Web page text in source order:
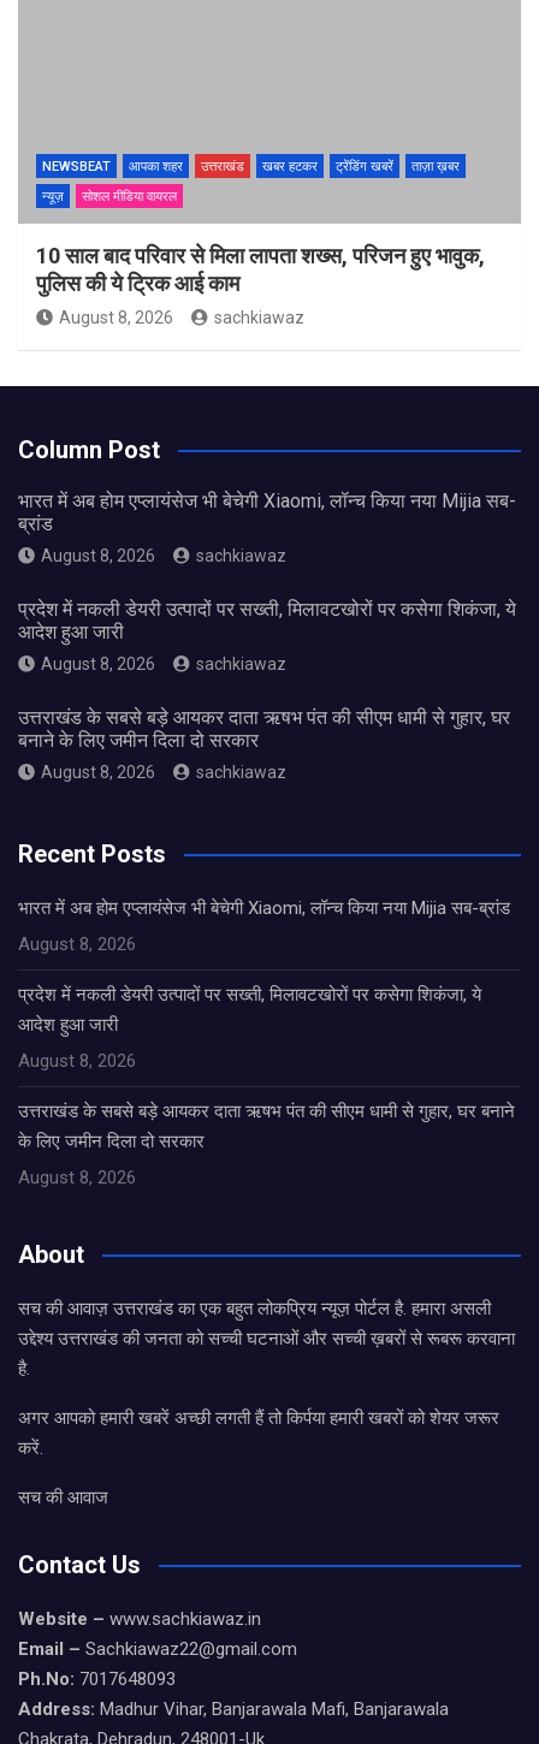
NEWSBEAT आपका शहर उत्तराखंड खबर हटकर ट्रेंडिंग खबरें
ताज़ा ख़बर
न्यूज़
सोशल मीडिया वायरल
10 साल बाद परिवार से मिला लापता शख्स, परिजन हुए भावुक,
पुलिस की ये ट्रिक आई काम
August 8, 2026 sachkiawaz
Column Post
भारत में अब होम एप्लायंसेज भी बेचेगी Xiaomi, लॉन्च किया नया Mijia सब-
ब्रांड
August 8, 2026 sachkiawaz
प्रदेश में नकली डेयरी उत्पादों पर सख्ती, मिलावटखोरों पर कसेगा शिकंजा, ये
आदेश हुआ जारी
August 8, 2026 sachkiawaz
उत्तराखंड के सबसे बड़े आयकर दाता ऋषभ पंत की सीएम धामी से गुहार, घर
बनाने के लिए जमीन दिला दो सरकार
August 8, 2026 sachkiawaz
Recent Posts
भारत में अब होम एप्लायंसेज भी बेचेगी Xiaomi, लॉन्च किया नया Mijia सब-ब्रांड
August 8, 2026
प्रदेश में नकली डेयरी उत्पादों पर सख्ती, मिलावटखोरों पर कसेगा शिकंजा, ये
आदेश हुआ जारी
August 8, 2026
उत्तराखंड के सबसे बड़े आयकर दाता ऋषभ पंत की सीएम धामी से गुहार, घर बनाने
के लिए जमीन दिला दो सरकार
August 8, 2026
About
सच की आवाज़ उत्तराखंड का एक बहुत लोकप्रिय न्यूज़ पोर्टल है. हमारा असली
उद्देश्य उत्तराखंड की जनता को सच्ची घटनाओं और सच्ची ख़बरों से रूबरू करवाना
है.
अगर आपको हमारी खबरें अच्छी लगती हैं तो किर्पया हमारी खबरों को शेयर जरूर
करें.
सच की आवाज
Contact Us
Website – www.sachkiawaz.in
Email – Sachkiawaz22@gmail.com
Ph.No: 7017648093
Address: Madhur Vihar, Banjarawala Mafi, Banjarawala
Chakrata, Dehradun, 248001-Uk